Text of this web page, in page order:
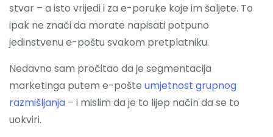
stvar – a isto vrijedi i za e-poruke koje im šaljete. To
ipak ne znači da morate napisati potpuno
jedinstvenu e-poštu svakom pretplatniku.
Nedavno sam pročitao da je segmentacija
marketinga putem e-pošte umjetnost grupnog
razmišljanja – i mislim da je to lijep način da se to
uokviri.